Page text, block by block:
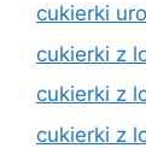
cukierki
cukierki z
cukierki z
cukierki z